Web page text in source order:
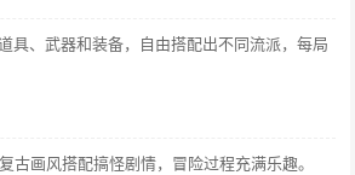
具、武器和装备，自由搭配出不同流派，每局
古画风搭配搞怪剧情，冒险过程充满乐趣。